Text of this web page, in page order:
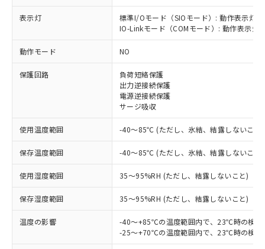
表示灯
標準I/Oモード（SIOモード）: 動作表示灯(
IO-Linkモード（COMモード）: 動作表示
動作モード NO
保護回路
負荷短絡保護
出力逆接続保護
電源逆接続保護
サージ吸収
使用温度範囲 -40～85℃ (ただし、氷結、結露しないこと)
保存温度範囲 -40～85℃ (ただし、氷結、結露しないこと)
使用湿度範囲 35～95%RH (ただし、結露しないこと)
保存湿度範囲 35～95%RH (ただし、結露しないこと)
温度の影響
-40～+85℃の温度範囲内で、23℃時の検
-25～+70℃の温度範囲内で、23℃時の検
ご利用条件
以下の条件をお読みいただき、同意のうえ
ご利用ください。
本サービスは、当社制御機器事業取扱
商品の当社在庫状況および標準価格
(税抜)を提供させていただくもので
当社制御機器事業取扱商品の中には、
本サービスの対象外となる商品もある
対応済み：EU RoHS指令（10物質）の
非含有に対応した製品が提供可能な商品で
対応予定：EU RoHS指令（10物質）の非含
有に対応した製品に切り替える予定のある
商品です。
対応予定なし：EU RoHS指令（10物質）の
非含有に非対応の商品で、対応品を出す予
定はありません。
調査・確認中：EU RoHS指令（10物質）の
非含有の対応状況を調査中または確認中の
商品です。
非該当品：ライセンス料など無形物で、有
害物質有無と関係のない商品です。
仕入先様の事情により、非含有部品として
※1 中国RoHS○×表
「○」：最大均質材料含有率が中国RoHSの
基準値以下であることを示します。
「×」：最大均質材料含有率が中国RoHSの